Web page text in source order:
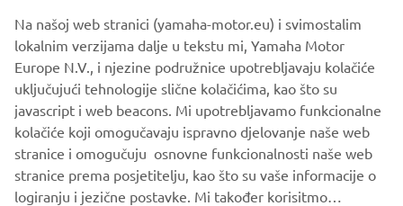
Promicanje korporativnog građanstva
Pročitajte više
Na našoj web stranici (yamaha-motor.eu) i svimostalim
lokalnim verzijama dalje u tekstu mi, Yamaha Motor
Europe N.V., i njezine podružnice upotrebljavaju kolačiće
uključujući tehnologije slične kolačićima, kao što su
javascript i web beacons. Mi upotrebljavamo funkcionalne
kolačiće koji omogučavaju ispravno djelovanje naše web
stranice i omogučuju osnovne funkcionalnosti naše web
stranice prema posjetitelju, kao što su vaše informacije o
logiranju i jezične postavke. Mi također korisitmo